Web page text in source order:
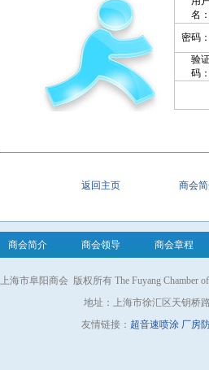
名
密码
验
码
返回主页 商会
商会简介 商会领导 商会章程
上海市阜阳商会 版权所有 The Fuyang Chamber
地址：上海市徐汇区天钥桥
友情链接： 超音速喷涂 厂房